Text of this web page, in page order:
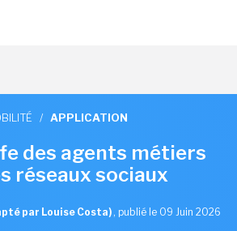
/ APPLICATION
des agents métiers
réseaux sociaux
par Louise Costa) , publié le 09 Juin 2026